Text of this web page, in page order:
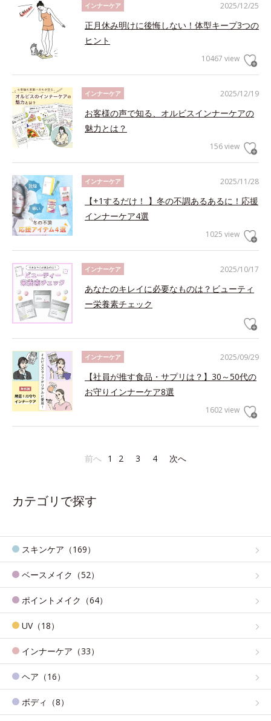
2025/12/25
インナーケア
正月休み明けに後悔しない！体型キープ3つの
ヒント
10467 view
2025/12/19
インナーケア
お客様の声で知る、オルビスインナーケアの
魅力とは？
156 view
2025/11/28
インナーケア
【+1するだけ！ 】冬の不調あるあるに！応援
インナーケア4選
1025 view
2025/10/17
インナーケア
あなたのキレイに必要なものは？ビューティ
ー栄養素チェック
2025/09/29
インナーケア
【社員が推す食品・サプリは？】30～50代の
お守りインナーケア8選
1602 view
前へ 1 2 3 4 次へ
カテゴリで探す
スキンケア（169）
ベースメイク（52）
ポイントメイク（64）
UV（18）
インナーケア（33）
ヘア（16）
ボディ（8）